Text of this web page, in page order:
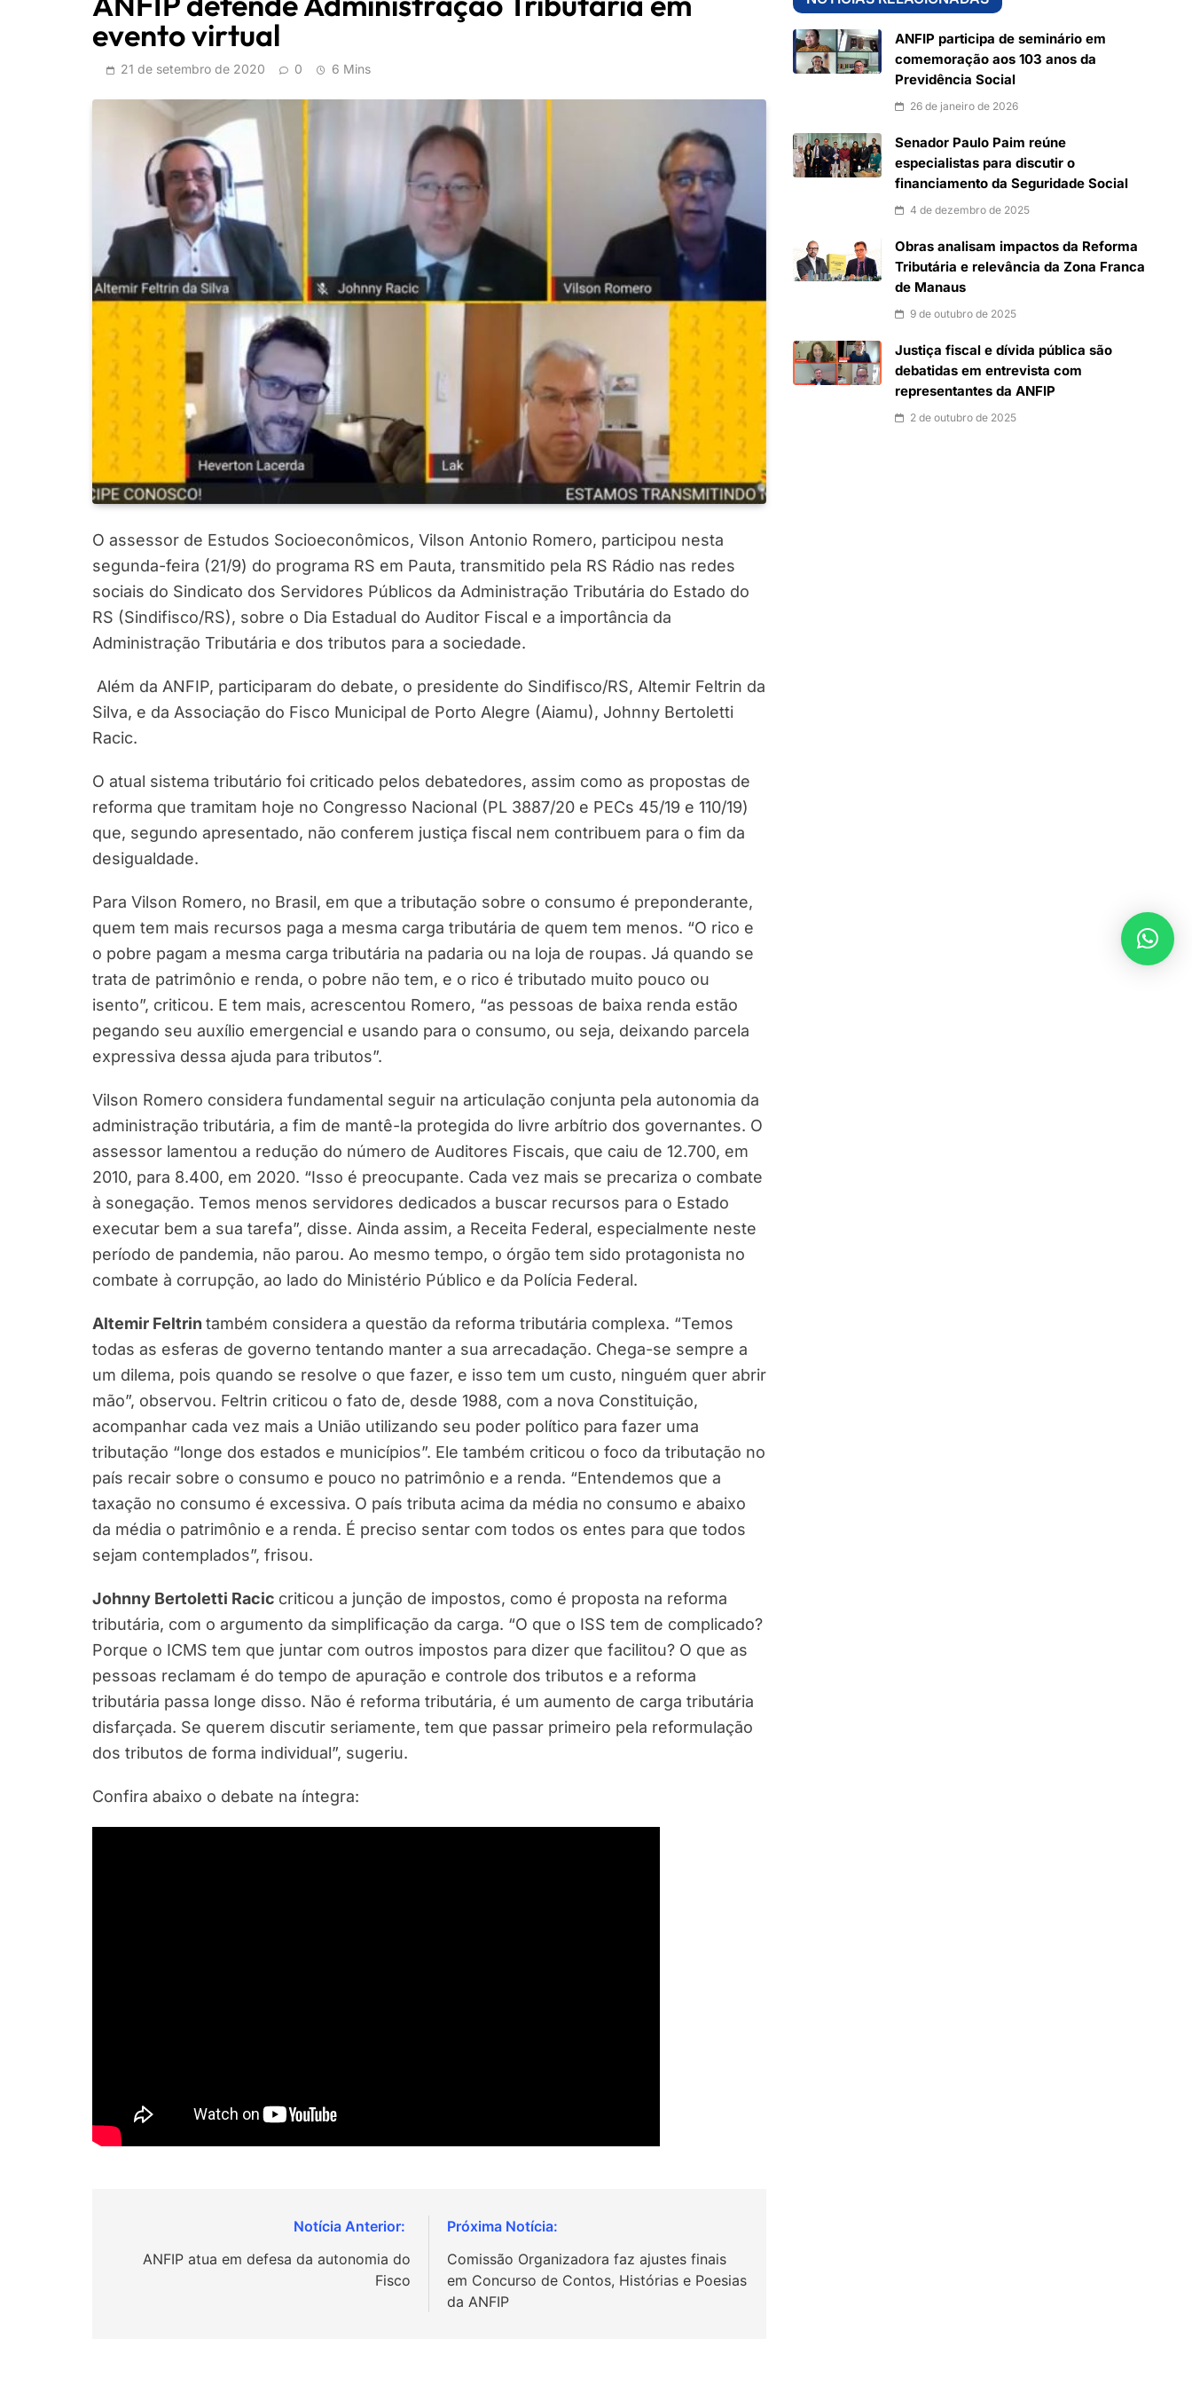
evento virtual
21 de setembro de 2020 0 6 Mins
O assessor de Estudos Socioeconômicos, Vilson Antonio Romero, participou nesta
segunda-feira (21/9) do programa RS em Pauta, transmitido pela RS Rádio nas redes
sociais do Sindicato dos Servidores Públicos da Administração Tributária do Estado do
RS (Sindifisco/RS), sobre o Dia Estadual do Auditor Fiscal e a importância da
Administração Tributária e dos tributos para a sociedade.
Além da ANFIP, participaram do debate, o presidente do Sindifisco/RS, Altemir Feltrin da
Silva, e da Associação do Fisco Municipal de Porto Alegre (Aiamu), Johnny Bertoletti
Racic.
O atual sistema tributário foi criticado pelos debatedores, assim como as propostas de
reforma que tramitam hoje no Congresso Nacional (PL 3887/20 e PECs 45/19 e 110/19)
que, segundo apresentado, não conferem justiça fiscal nem contribuem para o fim da
desigualdade.
Para Vilson Romero, no Brasil, em que a tributação sobre o consumo é preponderante,
quem tem mais recursos paga a mesma carga tributária de quem tem menos. “O rico e
o pobre pagam a mesma carga tributária na padaria ou na loja de roupas. Já quando se
trata de patrimônio e renda, o pobre não tem, e o rico é tributado muito pouco ou
isento”, criticou. E tem mais, acrescentou Romero, “as pessoas de baixa renda estão
pegando seu auxílio emergencial e usando para o consumo, ou seja, deixando parcela
expressiva dessa ajuda para tributos”.
Vilson Romero considera fundamental seguir na articulação conjunta pela autonomia da
administração tributária, a fim de mantê-la protegida do livre arbítrio dos governantes. O
assessor lamentou a redução do número de Auditores Fiscais, que caiu de 12.700, em
2010, para 8.400, em 2020. “Isso é preocupante. Cada vez mais se precariza o combate
à sonegação. Temos menos servidores dedicados a buscar recursos para o Estado
executar bem a sua tarefa”, disse. Ainda assim, a Receita Federal, especialmente neste
período de pandemia, não parou. Ao mesmo tempo, o órgão tem sido protagonista no
combate à corrupção, ao lado do Ministério Público e da Polícia Federal.
Altemir Feltrin também considera a questão da reforma tributária complexa. “Temos
todas as esferas de governo tentando manter a sua arrecadação. Chega-se sempre a
um dilema, pois quando se resolve o que fazer, e isso tem um custo, ninguém quer abrir
mão”, observou. Feltrin criticou o fato de, desde 1988, com a nova Constituição,
acompanhar cada vez mais a União utilizando seu poder político para fazer uma
tributação “longe dos estados e municípios”. Ele também criticou o foco da tributação no
país recair sobre o consumo e pouco no patrimônio e a renda. “Entendemos que a
taxação no consumo é excessiva. O país tributa acima da média no consumo e abaixo
da média o patrimônio e a renda. É preciso sentar com todos os entes para que todos
sejam contemplados”, frisou.
Johnny Bertoletti Racic criticou a junção de impostos, como é proposta na reforma
tributária, com o argumento da simplificação da carga. “O que o ISS tem de complicado?
Porque o ICMS tem que juntar com outros impostos para dizer que facilitou? O que as
pessoas reclamam é do tempo de apuração e controle dos tributos e a reforma
tributária passa longe disso. Não é reforma tributária, é um aumento de carga tributária
disfarçada. Se querem discutir seriamente, tem que passar primeiro pela reformulação
dos tributos de forma individual”, sugeriu.
Confira abaixo o debate na íntegra:
ANFIP atua em defesa da autonomia do
Fisco
Comissão Organizadora faz ajustes finais
em Concurso de Contos, Histórias e Poesias
da ANFIP
ANFIP participa de seminário em
comemoração aos 103 anos da
Previdência Social
26 de janeiro de 2026
Senador Paulo Paim reúne
especialistas para discutir o
financiamento da Seguridade Social
4 de dezembro de 2025
Obras analisam impactos da Reforma
Tributária e relevância da Zona Franca
de Manaus
9 de outubro de 2025
Justiça fiscal e dívida pública são
debatidas em entrevista com
representantes da ANFIP
2 de outubro de 2025